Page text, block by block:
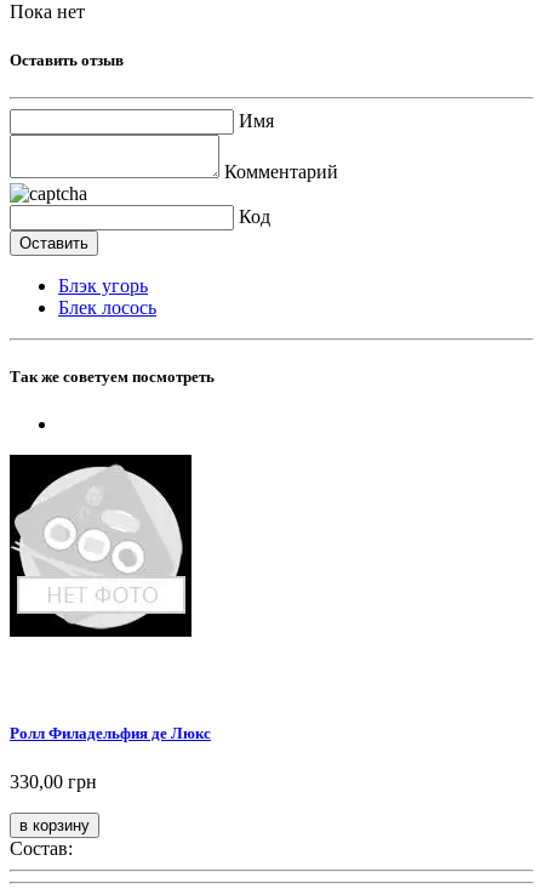
Пока нет
Оставить отзыв
Имя
Комментарий
Код
Блэк угорь
Блек лосось
Так же советуем посмотреть
Ролл Филадельфия де Люкс
330,00 грн
Состав: